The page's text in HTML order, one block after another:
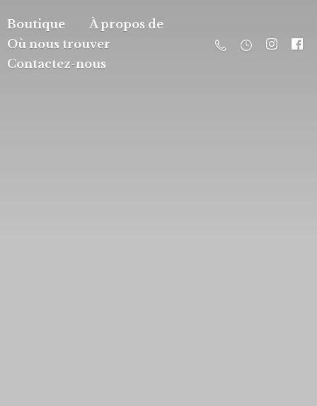
Boutique
À propos de
Où nous trouver
Contactez-nous